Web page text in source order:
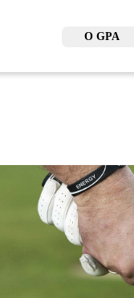
O GPA